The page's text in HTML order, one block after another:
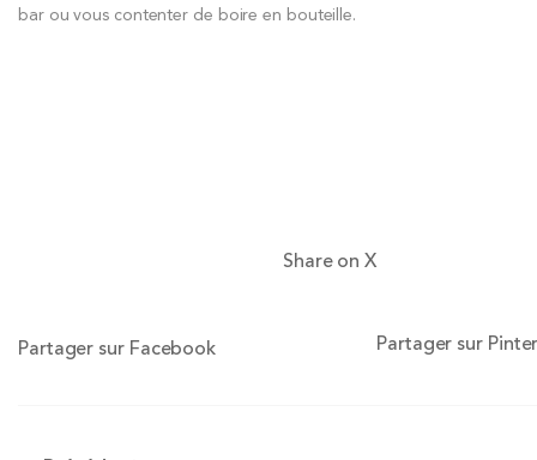
bar ou vous contenter de boire en bouteille.
Partager sur Facebook
Share on X
Partager sur